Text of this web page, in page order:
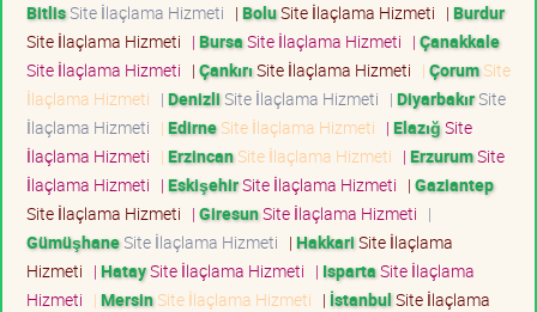
BitlisSite İlaçlama Hizmeti | BoluSite İlaçlama Hizmeti | Burdur
Site İlaçlama Hizmeti | BursaSite İlaçlama Hizmeti | Çanakkale
Site İlaçlama Hizmeti | ÇankırıSite İlaçlama Hizmeti | ÇorumSite
İlaçlama Hizmeti | DenizliSite İlaçlama Hizmeti | DiyarbakırSite
İlaçlama Hizmeti | EdirneSite İlaçlama Hizmeti | ElazığSite
İlaçlama Hizmeti | ErzincanSite İlaçlama Hizmeti | ErzurumSite
İlaçlama Hizmeti | EskişehirSite İlaçlama Hizmeti | Gaziantep
Site İlaçlama Hizmeti | GiresunSite İlaçlama Hizmeti |
GümüşhaneSite İlaçlama Hizmeti | HakkariSite İlaçlama
Hizmeti | HataySite İlaçlama Hizmeti | IspartaSite İlaçlama
Hizmeti | MersinSite İlaçlama Hizmeti | İstanbulSite İlaçlama